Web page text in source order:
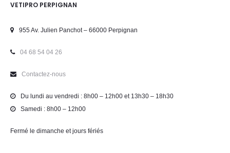
VETIPRO PERPIGNAN
955 Av. Julien Panchot – 66000 Perpignan
04 68 54 04 26
Contactez-nous
Du lundi au vendredi : 8h00 – 12h00 et 13h30 – 18h30
Samedi : 8h00 – 12h00
Fermé le dimanche et jours fériés